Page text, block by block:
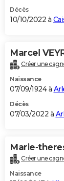
Décès
10/10/2022 à
Marcel
Créer une
Naissance
07/09/1924 à
Décès
07/03/2022 à
Marie-
Créer une
Naissance